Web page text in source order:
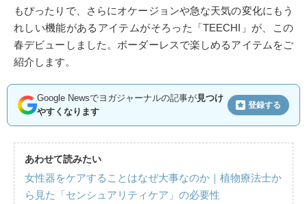
もぴったりで、さらにオケージョンや急な天気の変化にもう
れしい機能があるアイテムがそろった「TEECHI」が、この
春デビューしました。ボーダーレスで楽しめるアイテムをご
紹介します。
Google Newsでヨガジャーナルの記事が見つけ
やすくなります
登録する
あわせて読みたい
女性器をケアすることはなぜ大事なのか｜植物療法士か
ら見た「センシュアリティケア」の必要性